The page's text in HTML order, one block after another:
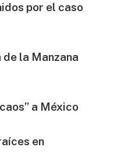
por el caso
la Manzana
a México
en